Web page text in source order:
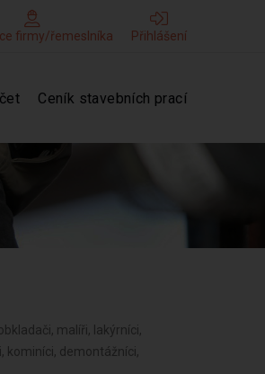
firmy/řemeslníka Přihlášení
Ceník stavebních prací
malíři, lakýrníci,
kominíci, demontážníci,